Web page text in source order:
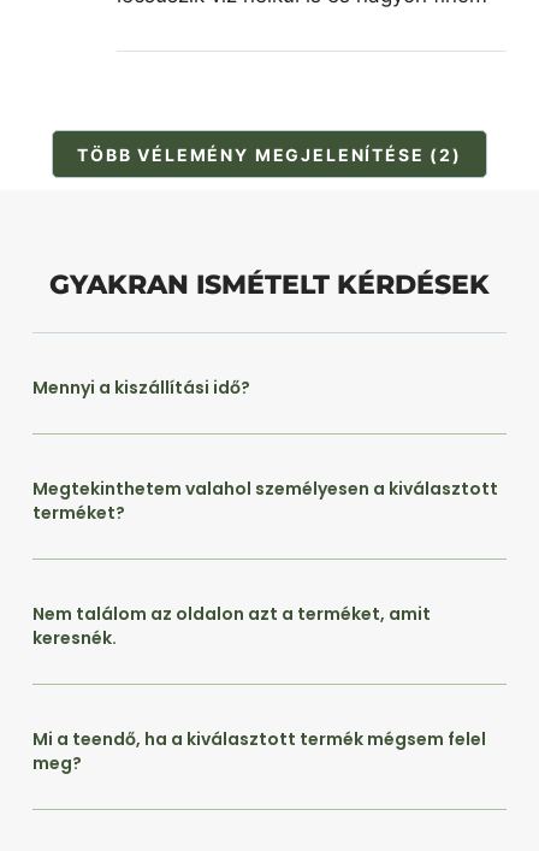
TÖBB VÉLEMÉNY MEGJELENÍTÉSE (2)
GYAKRAN ISMÉTELT KÉRDÉSEK
Mennyi a kiszállítási idő?
Megtekinthetem valahol személyesen a kiválasztott
terméket?
Nem találom az oldalon azt a terméket, amit
keresnék.
Mi a teendő, ha a kiválasztott termék mégsem felel
meg?